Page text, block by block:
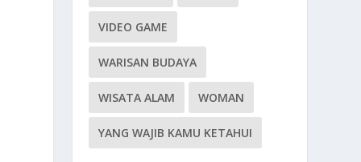
VIDEO GAME
WARISAN BUDAYA
WISATA ALAM WOMAN
YANG WAJIB KAMU KETAHUI